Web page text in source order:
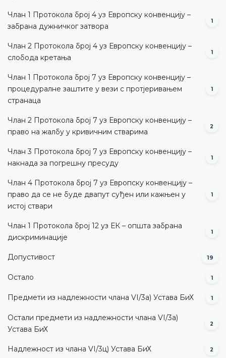
Члан 1 Протокола број 4 уз Европску конвенцију –
забрана дужничког затвора
1
Члан 2 Протокола број 4 уз Европску конвенцију –
слобода кретања
1
Члан 1 Протокола број 7 уз Европску конвенцију –
процедуралне заштите у вези с протјеривањем
странаца
1
Члан 2 Протокола број 7 уз Европску конвенцију –
право на жалбу у кривичним стварима
2
Члан 3 Протокола број 7 уз Европску конвенцију –
накнада за погрешну пресуду
1
Члан 4 Протокола број 7 уз Европску конвенцију –
право да се не буде двапут суђен или кажњен у
истој ствари
1
Члан 1 Протокола број 12 уз ЕК – општа забрана
дискриминације
1
Допустивост 19
Остало 1
Предмети из надлежности члана VI/3а) Устава БиХ 1
Остали предмети из надлежности члана VI/3а)
Устава БиХ
2
Надлежност из члана VI/3ц) Устава БиХ 2